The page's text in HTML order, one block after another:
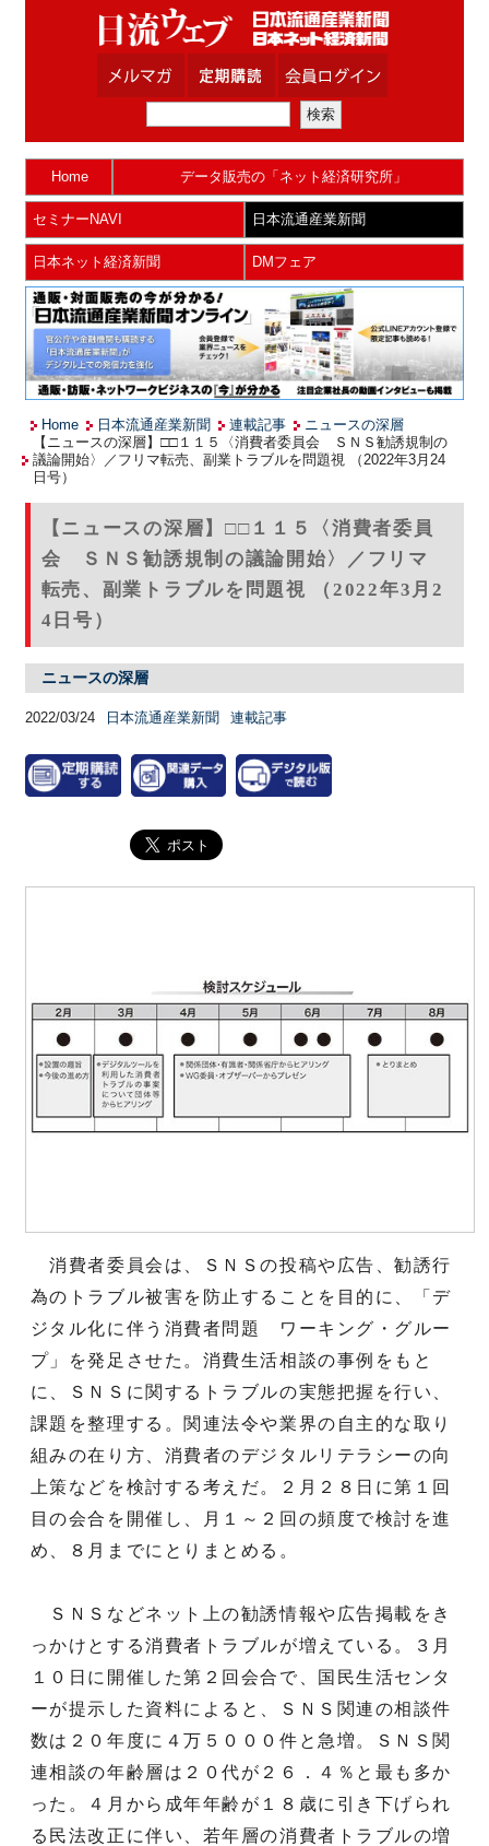
Home データ販売の「ネット経済研究所」
セミナーNAVI 日本流通産業新聞
日本ネット経済新聞 DMフェア
Home 日本流通産業新聞 連載記事
ニュースの深層
【ニュースの深層】□□１１５〈消費者委員会 ＳＮＳ勧誘規制の
議論開始〉／フリマ転売、副業トラブルを問題視 （2022年3月24
日号）
【ニュースの深層】□□１１５〈消費者委員
会 ＳＮＳ勧誘規制の議論開始〉／フリマ
転売、副業トラブルを問題視 （2022年3月2
4日号）
ニュースの深層
2022/03/24 日本流通産業新聞 連載記事
消費者委員会は、ＳＮＳの投稿や広告、勧誘行
為のトラブル被害を防止することを目的に、「デ
ジタル化に伴う消費者問題 ワーキング・グルー
プ」を発足させた。消費生活相談の事例をもと
に、ＳＮＳに関するトラブルの実態把握を行い、
課題を整理する。関連法令や業界の自主的な取り
組みの在り方、消費者のデジタルリテラシーの向
上策などを検討する考えだ。２月２８日に第１回
目の会合を開催し、月１～２回の頻度で検討を進
め、８月までにとりまとめる。
ＳＮＳなどネット上の勧誘情報や広告掲載をき
っかけとする消費者トラブルが増えている。３月
１０日に開催した第２回会合で、国民生活センタ
ーが提示した資料によると、ＳＮＳ関連の相談件
数は２０年度に４万５０００件と急増。ＳＮＳ関
連相談の年齢層は２０代が２６．４％と最も多か
った。４月から成年年齢が１８歳に引き下げられ
る民法改正に伴い、若年層の消費者トラブルの増